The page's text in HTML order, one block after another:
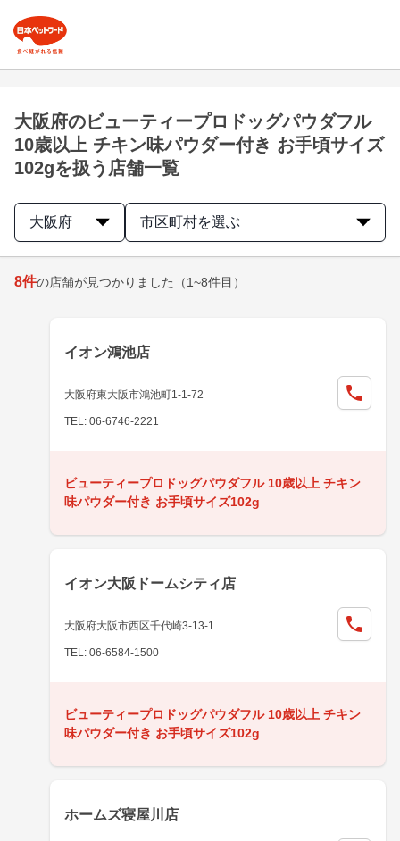
大阪府のビューティープロドッグパウダフル
10歳以上 チキン味パウダー付き お手頃サイズ
102gを扱う店舗一覧
大阪府 市区町村を選ぶ
8件の店舗が見つかりました （1~8件目）
イオン鴻池店
大阪府東大阪市鴻池町1-1-72
TEL: 06-6746-2221
ビューティープロドッグパウダフル 10歳以上 チキン
味パウダー付き お手頃サイズ102g
イオン大阪ドームシティ店
大阪府大阪市西区千代崎3-13-1
TEL: 06-6584-1500
ビューティープロドッグパウダフル 10歳以上 チキン
味パウダー付き お手頃サイズ102g
ホームズ寝屋川店